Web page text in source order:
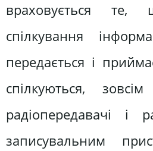
враховується
спілкування
передається і
спілкуються,
радіопередавачі і
записувальним